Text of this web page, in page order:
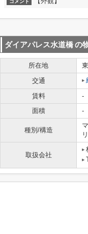
コメント
ダイアパレス水道橋の
所在地
交通
賃料
-
面積
-
種別/構造
取扱会社